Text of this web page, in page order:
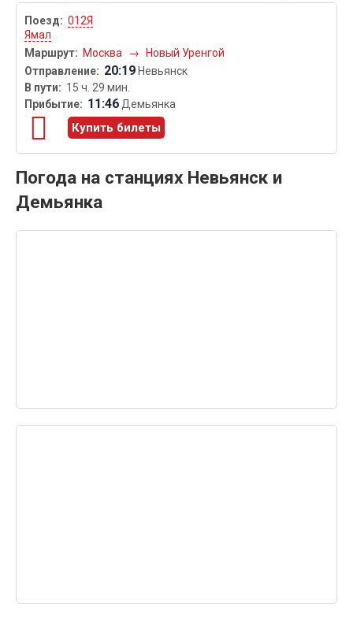
012Я
Ямал
Москва
→ Новый Уренгой
20:19 Невьянск
15 ч. 29 мин.
11:46Демьянка
Купить билеты
Погода на станциях Невьянск и
Демьянка